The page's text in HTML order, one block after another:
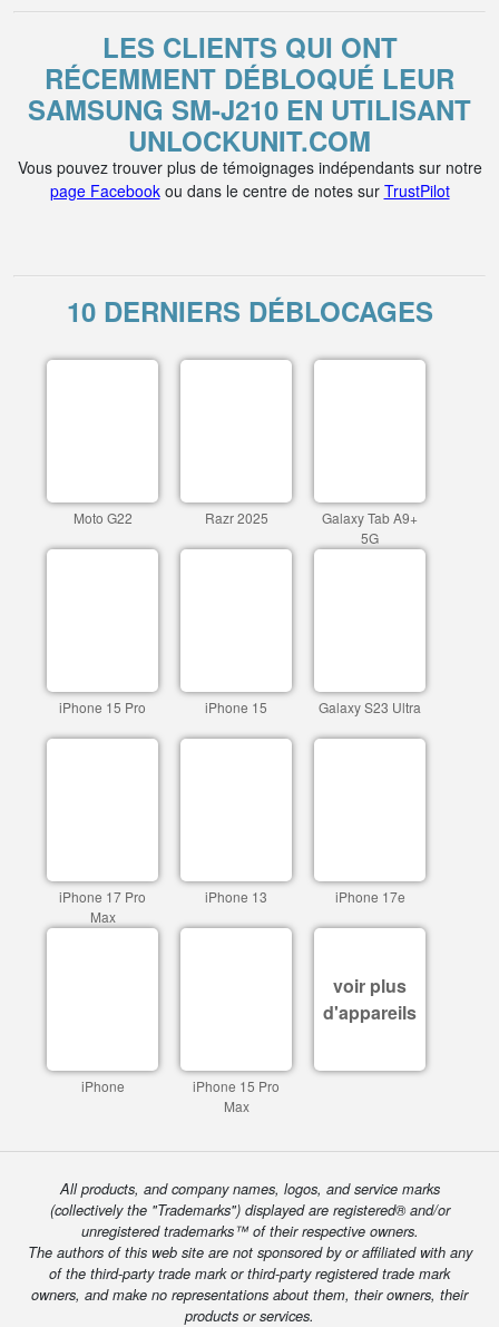
LES CLIENTS QUI ONT
RÉCEMMENT DÉBLOQUÉ LEUR
SAMSUNG SM-J210 EN UTILISANT
UNLOCKUNIT.COM
Vous pouvez trouver plus de témoignages indépendants sur notre
page Facebookou dans le centre de notes sur TrustPilot
10 DERNIERS DÉBLOCAGES
Moto G22 Razr 2025
Galaxy Tab A9+
5G
iPhone 15 Pro iPhone 15 Galaxy S23 Ultra
iPhone 17 Pro
Max
iPhone 13 iPhone 17e
iPhone
iPhone 15 Pro
Max
voir plus
d'appareils
All products, and company names, logos, and service marks
(collectively the "Trademarks") displayed are registered® and/or
unregistered trademarks™ of their respective owners.
The authors of this web site are not sponsored by or affiliated with any
of the third-party trade mark or third-party registered trade mark
owners, and make no representations about them, their owners, their
products or services.